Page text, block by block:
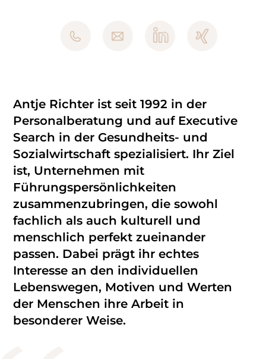
Antje Richter ist seit 1992 in der
Personalberatung und auf Executive
Search in der Gesundheits- und
Sozialwirtschaft spezialisiert. Ihr Ziel
ist, Unternehmen mit
Führungspersönlichkeiten
zusammenzubringen, die sowohl
fachlich als auch kulturell und
menschlich perfekt zueinander
passen. Dabei prägt ihr echtes
Interesse an den individuellen
Lebenswegen, Motiven und Werten
der Menschen ihre Arbeit in
besonderer Weise.